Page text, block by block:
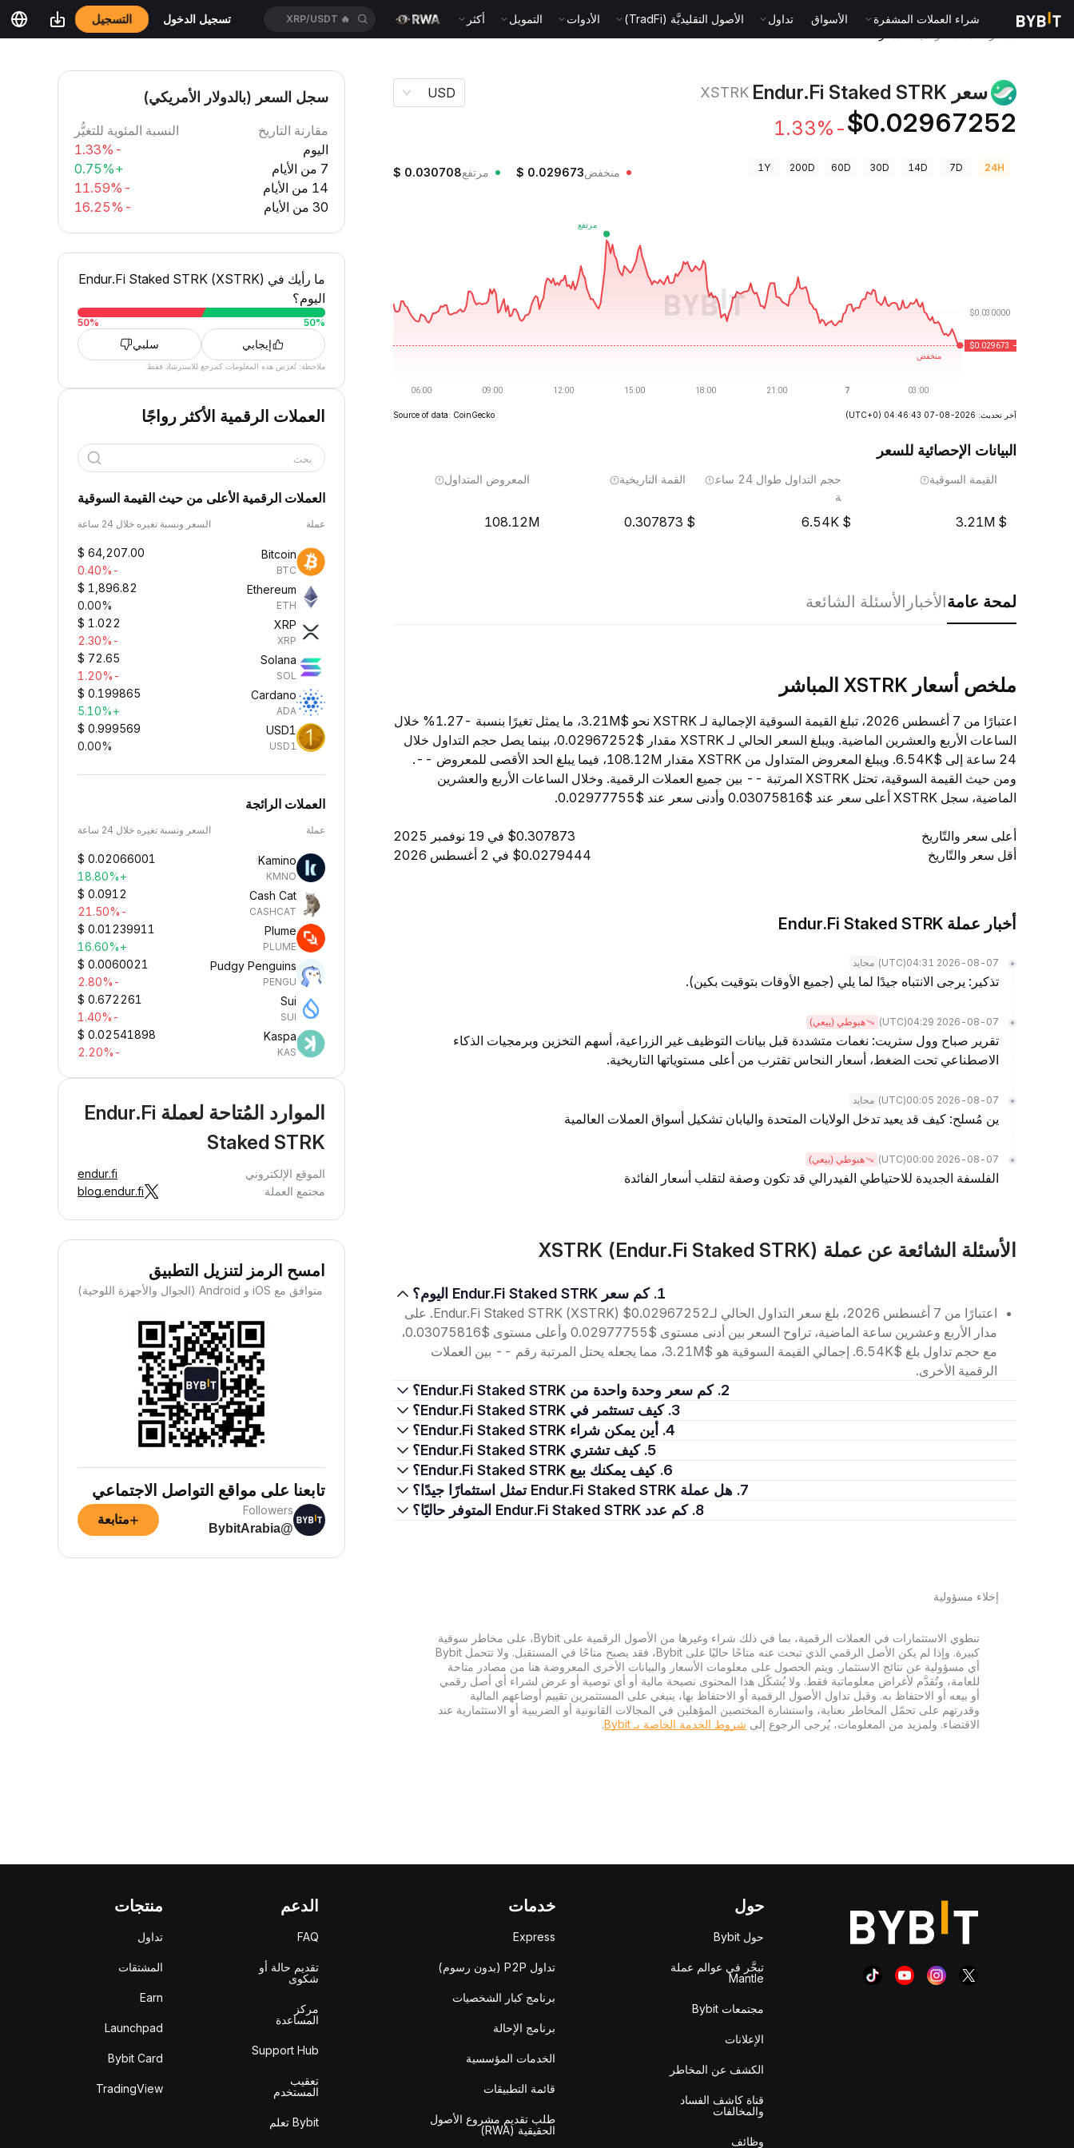
شراء العملات المشفرة الأسواق تداول الأصول التقليديَّة (TradFi) الأدوات التمويل أكثر 🔥
ACEUSDT تسجيل الدخول التسجيل
سعر Endur.Fi Staked STRK XSTRK
$0.02967252
-1.33%
USD
24H
7D
14D
30D
60D
200D
1Y منخفض $ 0.029673 مرتفع $ 0.030708
آخر تحديث: 2026-08-07 04:46:43 (UTC+0)
Source of data: CoinGecko
البيانات الإحصائية للسعر
القيمة السوقية
3.21M
حجم التداول طوال 24 ساع
ة
6.54K
القمة التاريخية
0.307873
المعروض المتداول
108.12M
لمحة عامةالأخبار الأسئلة الشائعة
ملخص أسعار XSTRK المباشر
اعتبارًا من 7 أغسطس 2026، تبلغ القيمة السوقية الإجمالية لـ XSTRK نحو $3.21M، ما يمثل تغيرًا بنسبة -1.27% خلال
الساعات الأربع والعشرين الماضية. ويبلغ السعر الحالي لـ XSTRK مقدار $0.02967252، بينما يصل حجم التداول خلال
24 ساعة إلى $6.54K. ويبلغ المعروض المتداول من XSTRK مقدار 108.12M، فيما يبلغ الحد الأقصى للمعروض --.
ومن حيث القيمة السوقية، تحتل XSTRK المرتبة -- بين جميع العملات الرقمية. وخلال الساعات الأربع والعشرين
الماضية، سجل XSTRK أعلى سعر عند $0.03075816 وأدنى سعر عند $0.02977755.
أعلى سعر والتّاريخ
$0.307873 في 19 نوفمبر 2025
أقل سعر والتّاريخ
$0.0279444 في 2 أغسطس 2026
أخبار عملة Endur.Fi Staked STRK
2026-08-07 04:31
(UTC) محايد
تذكير: يرجى الانتباه جيدًا لما يلي (جميع الأوقات بتوقيت بكين).
2026-08-07 04:29
(UTC) هبوطي (بيعي)
تقرير صباح وول ستريت: نغمات متشددة قبل بيانات التوظيف غير الزراعية، أسهم التخزين وبرمجيات الذكاء
الاصطناعي تحت الضغط، أسعار النحاس تقترب من أعلى مستوياتها التاريخية.
2026-08-07 00:05
(UTC) محايد
ين مُسلح: كيف قد يعيد تدخل الولايات المتحدة واليابان تشكيل أسواق العملات العالمية
2026-08-07 00:00
(UTC) هبوطي (بيعي)
الفلسفة الجديدة للاحتياطي الفيدرالي قد تكون وصفة لتقلب أسعار الفائدة
الأسئلة الشائعة عن عملة XSTRK (Endur.Fi Staked STRK)
1. كم سعر Endur.Fi Staked STRK اليوم؟
اعتبارًا من 7 أغسطس 2026، بلغ سعر التداول الحالي لـEndur.Fi Staked STRK (XSTRK) $0.02967252. على
مدار الأربع وعشرين ساعة الماضية، تراوح السعر بين أدنى مستوى $0.02977755 وأعلى مستوى $0.03075816،
مع حجم تداول بلغ $6.54K. إجمالي القيمة السوقية هو $3.21M، مما يجعله يحتل المرتبة رقم -- بين العملات
الرقمية الأخرى.
2. كم سعر وحدة واحدة من Endur.Fi Staked STRK؟
3. كيف تستثمر في Endur.Fi Staked STRK؟
4. أين يمكن شراء Endur.Fi Staked STRK؟
5. كيف تشتري Endur.Fi Staked STRK؟
6. كيف يمكنك بيع Endur.Fi Staked STRK؟
7. هل عملة Endur.Fi Staked STRK تمثل استثمارًا جيدًا؟
8. كم عدد Endur.Fi Staked STRK المتوفر حاليًا؟
إخلاء مسؤولية
تنطوي الاستثمارات في العملات الرقمية، بما في ذلك شراء وغيرها من الأصول الرقمية على Bybit، على مخاطر سوقية
كبيرة. وإذا لم يكن الأصل الرقمي الذي تبحث عنه متاحًا حاليًا على Bybit، فقد يصبح متاحًا في المستقبل. ولا تتحمل Bybit
أي مسؤولية عن نتائج الاستثمار. ويتم الحصول على معلومات الأسعار والبيانات الأخرى المعروضة هنا من مصادر متاحة
للعامة، وتُقدَّم لأغراض معلوماتية فقط. ولا يُشكّل هذا المحتوى نصيحة مالية أو أي توصية أو عرض لشراء أي أصل رقمي
أو بيعه أو الاحتفاظ به. وقبل تداول الأصول الرقمية أو الاحتفاظ بها، ينبغي على المستثمرين تقييم أوضاعهم المالية
وقدرتهم على تحمّل المخاطر بعناية، واستشارة المختصين المؤهلين في المجالات القانونية أو الضريبية أو الاستثمارية عند
الاقتضاء. ولمزيد من المعلومات، يُرجى الرجوع إلى شروط الخدمة الخاصة بـ Bybit .
سجل السعر (بالدولار الأمريكي)
مقارنة التاريخ
النسبة المئوية للتغيُّر
اليوم
-1.33%
7 من الأيام
+0.75%
14 من الأيام
-11.59%
30 من الأيام
-16.25%
ما رأيك في Endur.Fi Staked STRK (XSTRK)
اليوم؟
50%
50%
إيجابي سلبي
ملاحظة: تُعرَض هذه المعلومات كمرجع للاسترشاد فقط.
العملات الرقمية الأكثر رواجًا
بحث
العملات الرقمية الأعلى من حيث القيمة السوقية
عملة السعر ونسبة تغيره خلال 24 ساعة
Bitcoin
BTC
$ 64,207.00
-0.40%
Ethereum
ETH
$ 1,896.82
0.00%
XRP
XRP
$ 1.022
-2.30%
Solana
SOL
$ 72.65
-1.20%
Cardano
ADA
$ 0.199865
+5.10%
USD1
USD1
$ 0.999569
0.00%
العملات الرائجة
عملة السعر ونسبة تغيره خلال 24 ساعة
Kamino
KMNO
$ 0.02066001
+18.80%
Cash Cat
CASHCAT
$ 0.0912
-21.50%
Plume
PLUME
$ 0.01239911
+16.60%
Pudgy Penguins
PENGU
$ 0.0060021
-2.80%
Sui
SUI
$ 0.672261
-1.40%
Kaspa
KAS
$ 0.02541898
-2.20%
الموارد المُتاحة لعملة Endur.Fi
Staked STRK
الموقع الإلكتروني
endur.fi
مجتمع العملة
blog.endur.fi
امسح الرمز لتنزيل التطبيق
متوافق مع iOS و Android (الجوال والأجهزة اللوحية)
تابعنا على مواقع التواصل الاجتماعي
Followers
@BybitArabia
+متابعة
حول
حول Bybit
تبحَّر في عوالم عملة
Mantle
مجتمعات Bybit
الإعلانات
الكشف عن المخاطر
قناة كاشف الفساد
والمخالفات
وظائف
خدمات
Express
تداول P2P (بدون رسوم)
برنامج كبار الشخصيات
برنامج الإحالة
الخدمات المؤسسية
قائمة التطبيقات
طلب تقديم مشروع الأصول
الحقيقية (RWA)
الدعم
FAQ
تقديم حالة أو
شكوى
مركز
المساعدة
Support Hub
تعقيب
المستخدم
Bybit تعلم
منتجات
تداول
المشتقات
Earn
Launchpad
Bybit Card
TradingView